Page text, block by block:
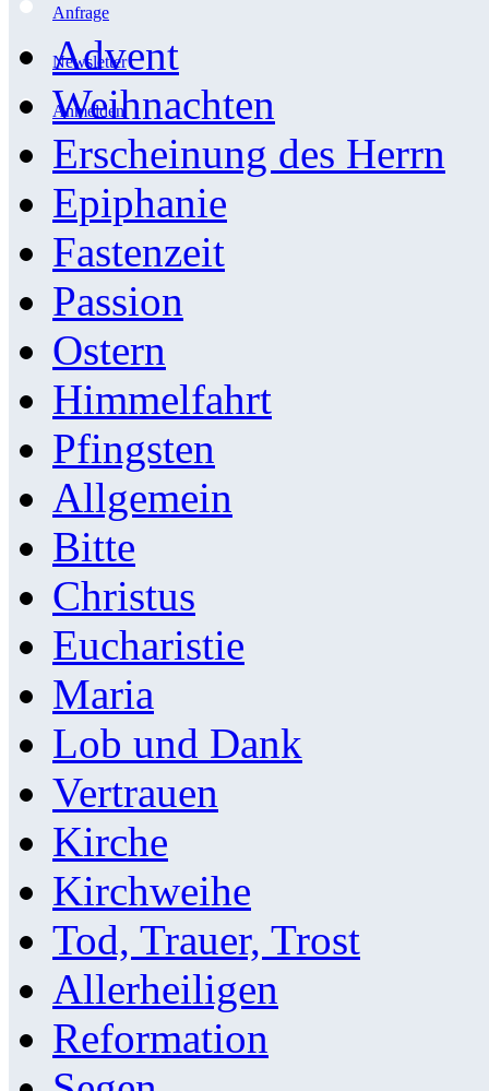
Anfrage
Newsletter
Anmelden
Advent
Weihnachten
Erscheinung des Herrn
Epiphanie
Fastenzeit
Passion
Ostern
Himmelfahrt
Pfingsten
Allgemein
Bitte
Christus
Eucharistie
Maria
Lob und Dank
Vertrauen
Kirche
Kirchweihe
Tod, Trauer, Trost
Allerheiligen
Reformation